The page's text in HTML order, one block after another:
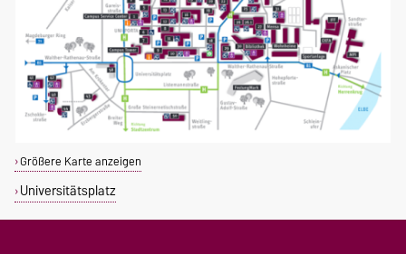
Größere Karte anzeigen
Universitätsplatz